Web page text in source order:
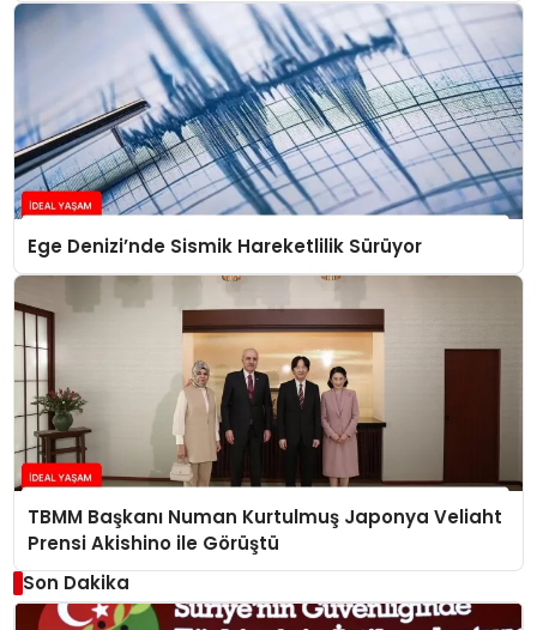
Ege Denizi’nde Sismik Hareketlilik Sürüyor
TBMM Başkanı Numan Kurtulmuş Japonya Veliaht
Prensi Akishino ile Görüştü
Son Dakika